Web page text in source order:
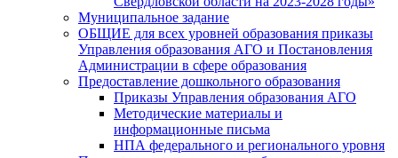
Муниципальное задание
ОБЩИЕ для всех уровней образования приказы
Управления образования АГО и Постановления
Администрации в сфере образования
Предоставление дошкольного образования
Приказы Управления образования АГО
Методические материалы и
информационные письма
НПА федерального и регионального уровня